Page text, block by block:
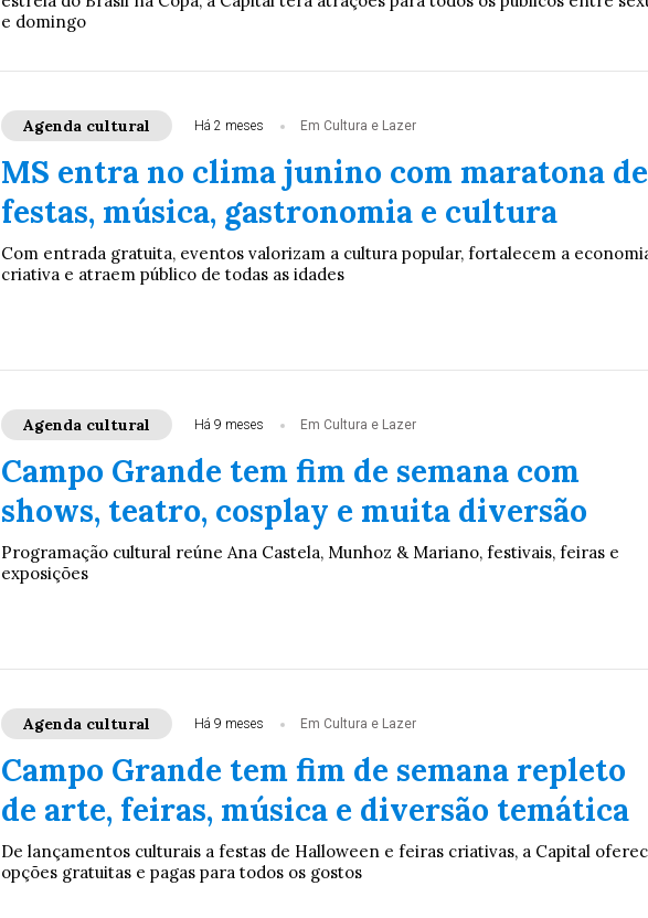
e domingo
Agenda cultural Há 2 meses Em Cultura e Lazer
MS entra no clima junino com maratona de
festas, música, gastronomia e cultura
Com entrada gratuita, eventos valorizam a cultura popular, fortalecem a
criativa e atraem público de todas as idades
Agenda cultural Há 9 meses Em Cultura e Lazer
Campo Grande tem fim de semana com
shows, teatro, cosplay e muita diversão
Programação cultural reúne Ana Castela, Munhoz & Mariano, festivais, feiras e
exposições
Agenda cultural Há 9 meses Em Cultura e Lazer
Campo Grande tem fim de semana repleto
de arte, feiras, música e diversão temática
De lançamentos culturais a festas de Halloween e feiras criativas, a Capital
opções gratuitas e pagas para todos os gostos